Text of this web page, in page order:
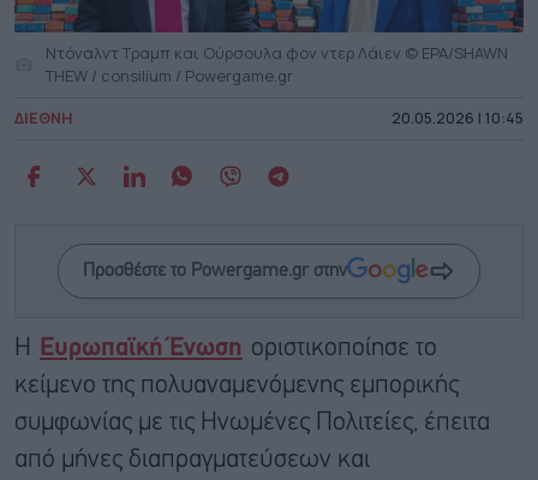
Ντόναλντ Τραμπ και Ούρσουλα φον ντερ Λάιεν © EPA/SHAWN
THEW / consilium / Powergame.gr
ΔΙΕΘΝΗ 20.05.2026 | 10:45
Προσθέστε το Powergame.gr στην
Η Ευρωπαϊκή Ένωση οριστικοποίησε το
κείμενο της πολυαναμενόμενης εμπορικής
συμφωνίας με τις Ηνωμένες Πολιτείες, έπειτα
από μήνες διαπραγματεύσεων και